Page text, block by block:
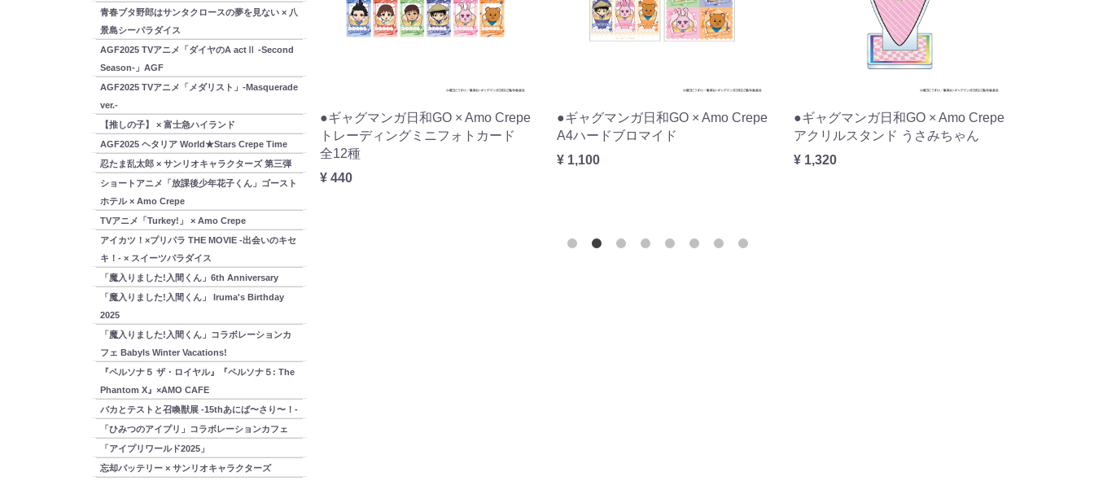
青春ブタ野郎はサンタクロースの夢を見ない × 八
景島シーパラダイス
AGF2025 TVアニメ「ダイヤのA actⅡ -Second
Season-」AGF
AGF2025 TVアニメ「メダリスト」-Masquerade
ver.-
【推しの子】 × 富士急ハイランド
AGF2025 ヘタリア World★Stars Crepe Time
忍たま乱太郎 × サンリオキャラクターズ 第三弾
ショートアニメ「放課後少年花子くん」ゴースト
ホテル × Amo Crepe
TVアニメ「Turkey!」 × Amo Crepe
アイカツ！×プリパラ THE MOVIE -出会いのキセ
キ！- × スイーツパラダイス
「魔入りました!入間くん」6th Anniversary
「魔入りました!入間くん」 Iruma's Birthday
2025
「魔入りました!入間くん」コラボレーションカ
フェ Babyls Winter Vacations!
『ペルソナ５ ザ・ロイヤル』『ペルソナ５: The
Phantom X』×AMO CAFE
バカとテストと召喚獣展 -15thあにば〜さり〜！-
「ひみつのアイプリ」コラボレーションカフェ
「アイプリワールド2025」
忘却バッテリー × サンリオキャラクターズ
●ギャグマンガ日和GO × Amo Crepe
トレーディングミニフォトカード
全12種
¥ 440
●ギャグマンガ日和GO × Amo Crepe
A4ハードブロマイド
¥ 1,100
●ギャグマンガ日和GO × Amo Crepe
アクリルスタンド うさみちゃん
¥ 1,320
●ギャグマンガ日和GO × Amo Crepe
アクリルスタンド 小野妹子
¥ 1,320